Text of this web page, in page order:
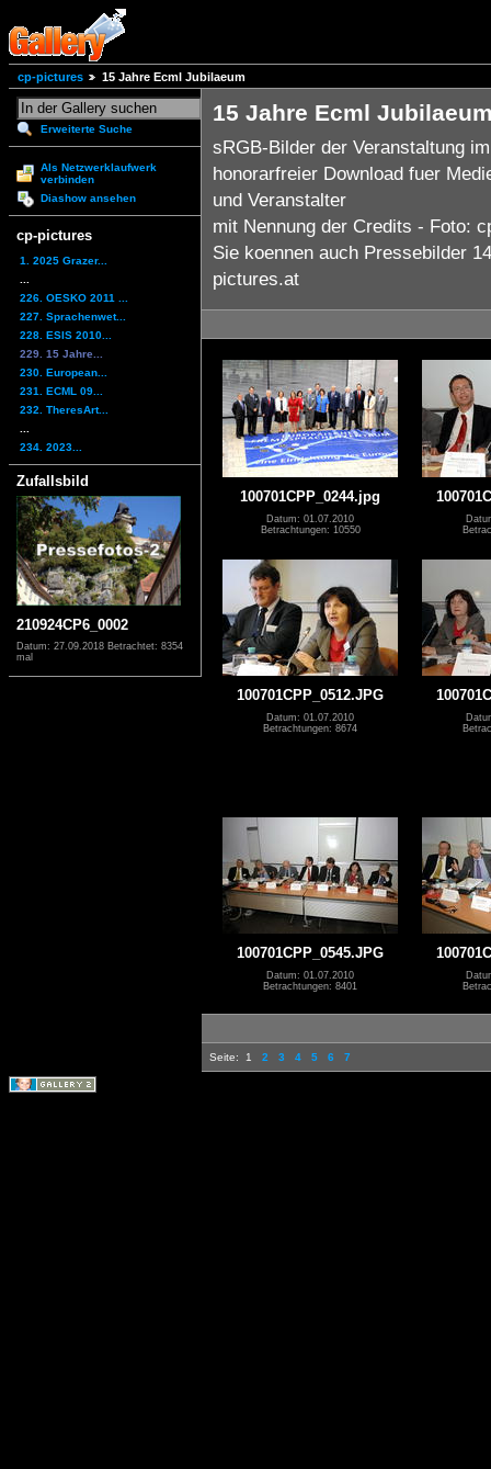
cp-pictures 15 Jahre Ecml Jubilaeum
Erweiterte Suche
Als Netzwerklaufwerk
verbinden
Diashow ansehen
cp-pictures
1. 2025 Grazer...
226. OESKO 2011 ...
227. Sprachenwet...
228. ESIS 2010...
229. 15 Jahre...
230. European...
231. ECML 09...
232. TheresArt...
234. 2023...
Zufallsbild
210924CP6_0002
Datum: 27.09.2018 Betrachtet: 8354
mal
15 Jahre Ecml
sRGB-Bilder der Veranstaltung
honorarfreier Download fuer
und Veranstalter
mit Nennung der Credits - Foto:
Sie koennen auch Pressebilder
pictures.at
100701CPP_0244.jpg
Datum: 01.07.2010
Betrachtungen: 10550
100701CPP_0512.JPG
Datum: 01.07.2010
Betrachtungen: 8674
100701CPP_0545.JPG
Datum: 01.07.2010
Betrachtungen: 8401
Seite: 1 2 3 4 5 6 7